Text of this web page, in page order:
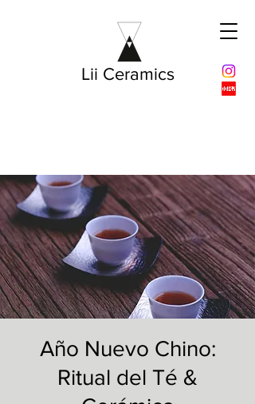
Lii Ceramics
Año Nuevo Chino:
Ritual del Té &